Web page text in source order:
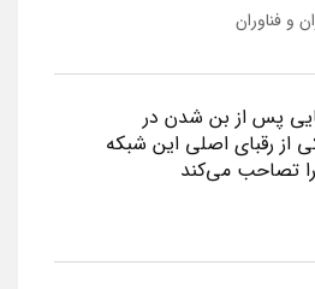
و فناوران
پس از بن شدن در
از رقبای اصلی این شبکه
تصاحب می‌کند